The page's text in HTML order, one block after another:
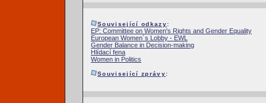
Související odkazy:
EP: Committee on Women's Rights and Gender Equality
European Women´s Lobby - EWL
Gender Balance in Decision-making
Hlídací fena
Women in Politics
Související zprávy: